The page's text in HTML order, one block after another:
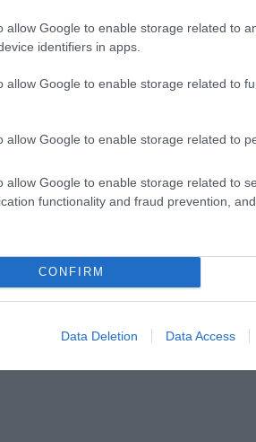
allow Google to enable storage related to
identifiers in apps.
allow Google to enable storage related to
allow Google to enable storage related to
allow Google to enable storage related to
functionality and fraud prevention,
CONFIRM
Data Deletion Data Access
που φιλοξενεί όλα τα επεισόδια της
, τηΡένα Μόρφηκαι τους